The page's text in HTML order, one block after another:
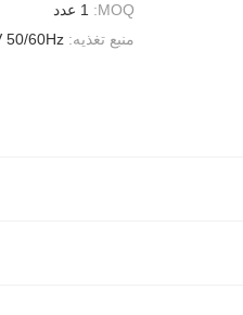
MOQ:
1 عدد
منبع تغذیه: 50/60Hz